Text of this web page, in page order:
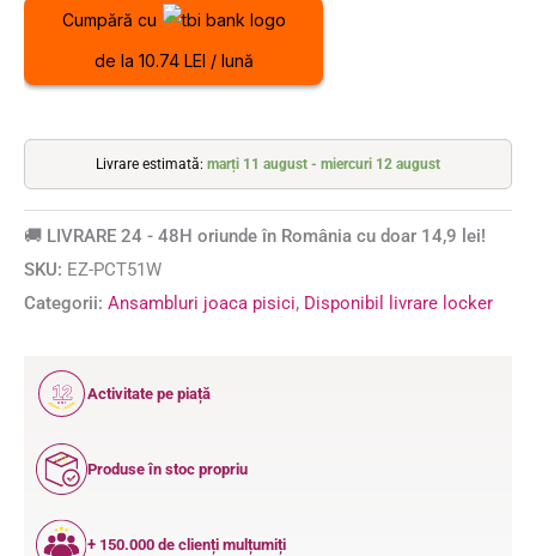
Cumpără cu
de la 10.74 LEI / lună
Livrare estimată: marți 11 august - miercuri 12 august
🚚 LIVRARE 24 - 48H oriunde în România cu doar 14,9 lei!
SKU: EZ-PCT51W
Categorii: Ansambluri joaca pisici, Disponibil livrare locker
12
ANI
Activitate pe piață
Produse în stoc propriu
+ 150.000 de clienți mulțumiți